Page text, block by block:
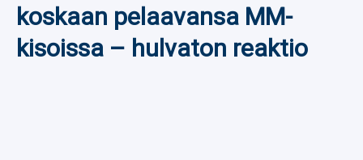
Jalkapallo
Yleisurheilu
koskaan pelaavansa MM-
kisoissa – hulvaton reaktio